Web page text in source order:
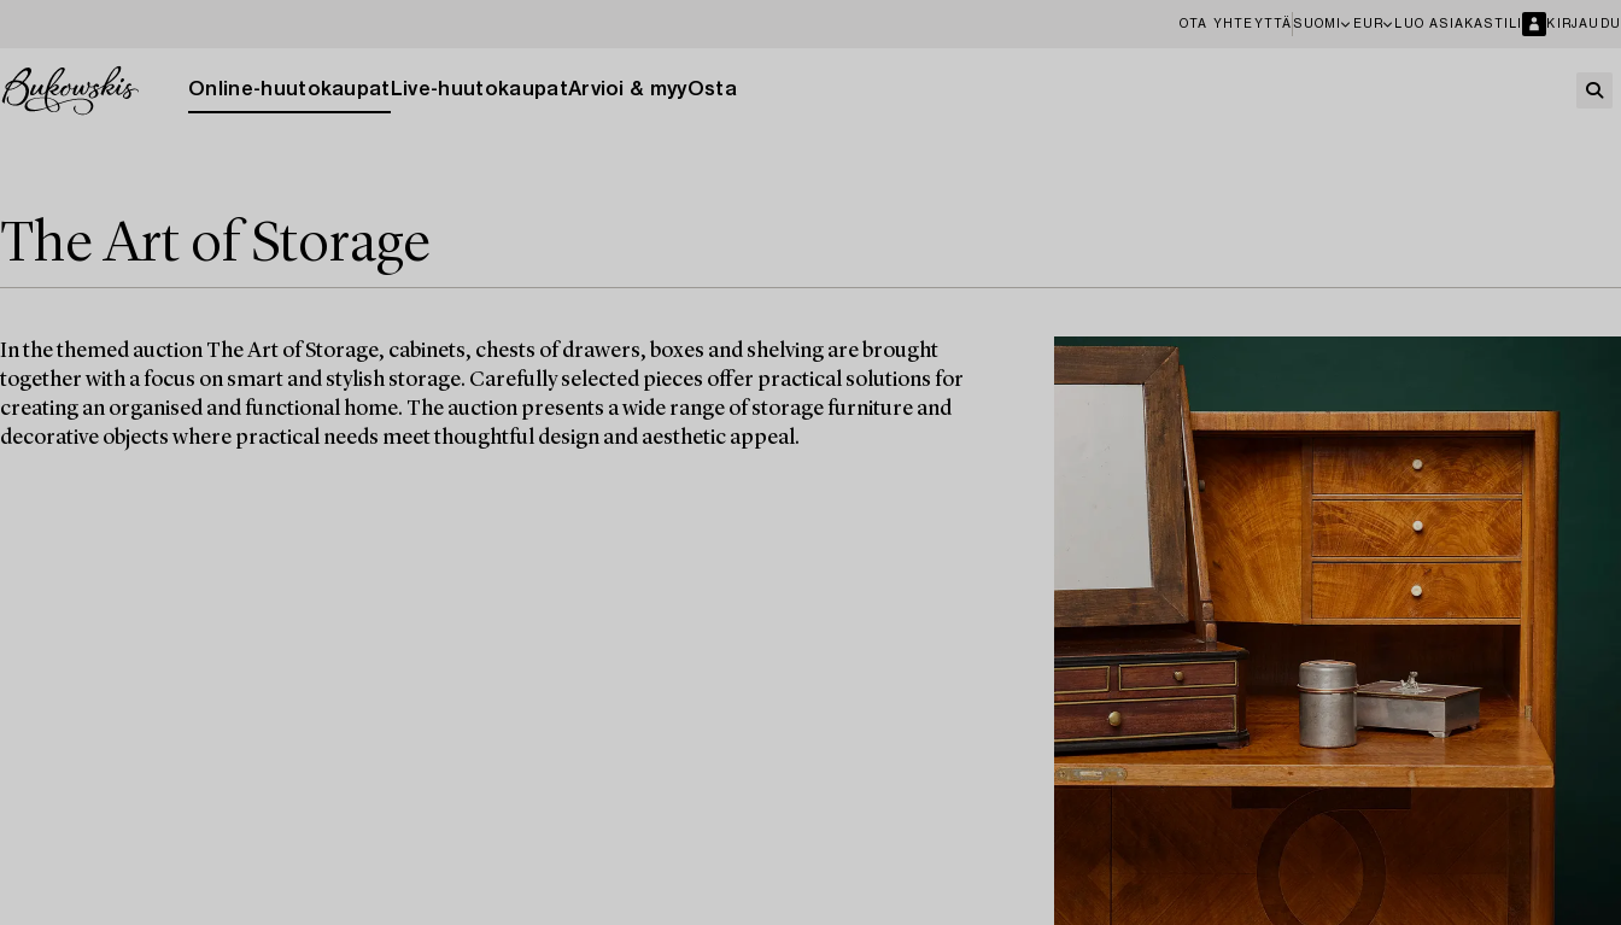
OTA YHTEYTTÄ SUOMI EUR LUO ASIAKASTILI KIRJAUDU
Online-huutokaupat Live-huutokaupatArvioi & myyOsta
The Art of Storage
In the themed auction The Art of Storage, cabinets, chests of drawers, boxes and shelving are brought
together with a focus on smart and stylish storage. Carefully selected pieces offer practical solutions for
creating an organised and functional home. The auction presents a wide range of storage furniture and
decorative objects where practical needs meet thoughtful design and aesthetic appeal.